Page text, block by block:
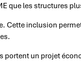
que les structures
Cette inclusion
un projet